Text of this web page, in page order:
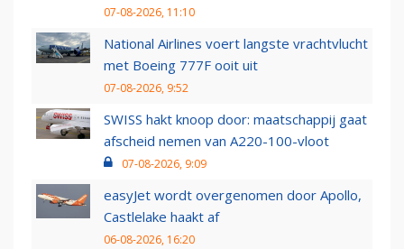
07-08-2026, 11:10
National Airlines voert langste vrachtvlucht
met Boeing 777F ooit uit
07-08-2026, 9:52
SWISS hakt knoop door: maatschappij gaat
afscheid nemen van A220-100-vloot
07-08-2026, 9:09
easyJet wordt overgenomen door Apollo,
Castlelake haakt af
06-08-2026, 16:20